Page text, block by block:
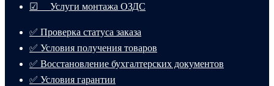
☑ Услуги монтажа ОЗДС
✅ Проверка статуса заказа
✅ Условия получения товаров
✅ Восстановление бухгалтерских документов
✅ Условия гарантии